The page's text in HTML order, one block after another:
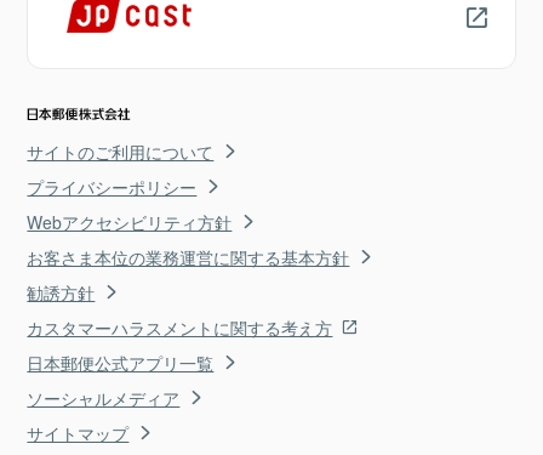
サイトのご利用について
プライバシーポリシー
Webアクセシビリティ方針
お客さま本位の業務運営に関する基本方針
勧誘方針
カスタマーハラスメントに関する考え方
日本郵便公式アプリ一覧
ソーシャルメディア
サイトマップ